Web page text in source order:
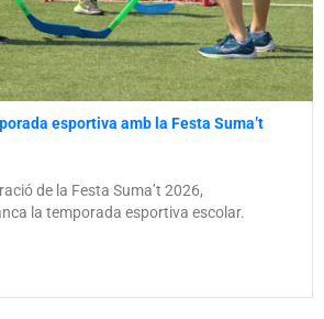
esportiva amb la Festa Suma’t
de la Festa Suma’t 2026,
la temporada esportiva escolar.